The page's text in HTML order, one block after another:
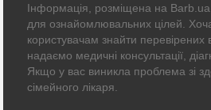
Інформація, розміщена на
для ознайомлювальних цілей.
користувачам знайти перевірених
надаємо медичні консультації,
Якщо у вас виникла проблема зі
сімейного лікаря.